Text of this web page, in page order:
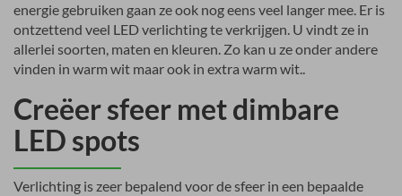
energie gebruiken gaan ze ook nog eens veel langer mee. Er is
ontzettend veel LED verlichting te verkrijgen. U vindt ze in
allerlei soorten, maten en kleuren. Zo kan u ze onder andere
vinden in warm wit maar ook in extra warm wit..
Creëer sfeer met dimbare
LED spots
Verlichting is zeer bepalend voor de sfeer in een bepaalde